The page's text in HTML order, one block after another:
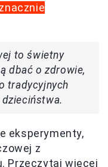
to świetny
dbać o zdrowie,
tradycyjnych
eksperymenty,
z
Przeczytaj więcej